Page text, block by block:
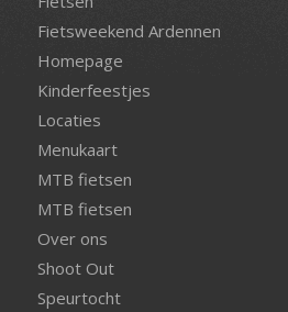
Fietsweekend Ardennen
Homepage
Kinderfeestjes
Locaties
Menukaart
MTB fietsen
MTB fietsen
Over ons
Shoot Out
Speurtocht